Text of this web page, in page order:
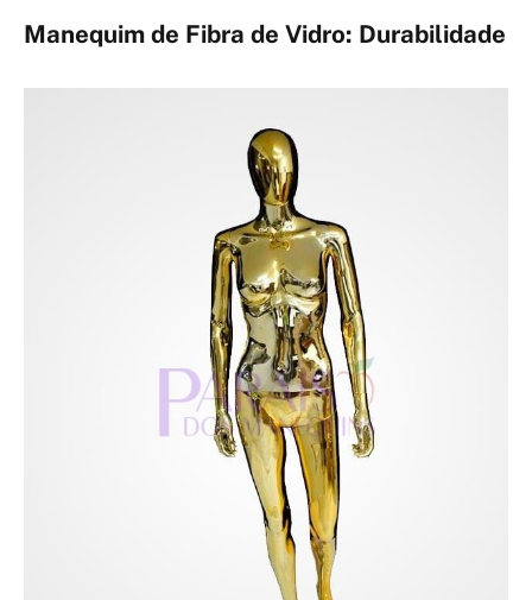
Manequim de Fibra de Vidro: Durabilidade